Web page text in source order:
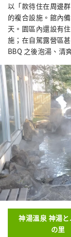
以「款待住在周邊
的複合設施。館內
天。園區內還設有
施；在自駕露營區
BBQ 之後泡湯、清
神湯溫泉 神湯
の里